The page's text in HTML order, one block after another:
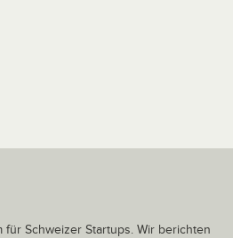
für Schweizer Startups. Wir berichten